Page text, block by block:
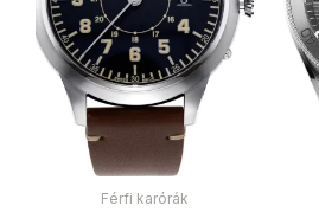
Férfi karórák